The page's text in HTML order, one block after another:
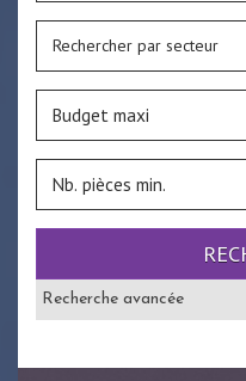
Rechercher par secteur
Recherche avancée